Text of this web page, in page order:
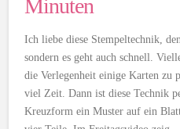
Minuten
Ich liebe diese Stempeltechnik,
sondern es geht auch schnell.
die Verlegenheit einige Karten zu
viel Zeit. Dann ist diese Technik
Kreuzform ein Muster auf ein